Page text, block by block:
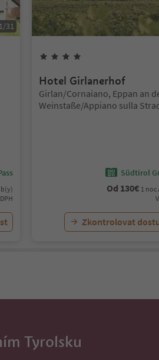
1/31
Hotel Girlanerhof
Lokalita:
Girlan/Cornaiano, Eppan an
Weinstaße/Appiano sulla
Südtirol
Od 130€ 1 noc
Zkontrolovat
Tyrolsku